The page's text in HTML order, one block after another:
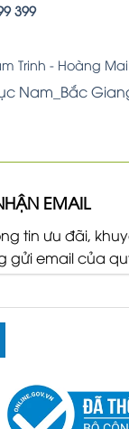
399
Trinh - Hoàng Mai
Nam_Bắc
EMAIL
tin ưu đãi,
gửi email của